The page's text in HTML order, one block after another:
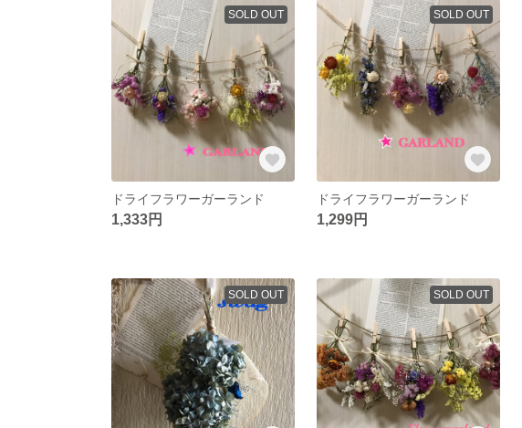
SOLD OUT
ドライフラワーガーランド
1,333円
SOLD OUT
ドライフラワーガーランド
1,299円
SOLD OUT SOLD OUT